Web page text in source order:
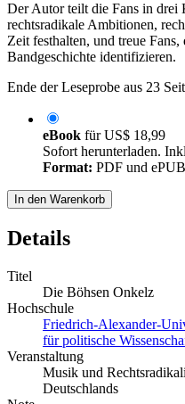
Der Autor teilt die Fans in drei
rechtsradikale Ambitionen,
Zeit festhalten, und treue
Bandgeschichte identifizieren.
Ende der Leseprobe aus 23
eBook fürUS$ 18,99
Sofort herunterladen.
Format: PDF und
In den Warenkorb
Details
Titel
Die Böhsen Onkelz
Hochschule
Friedrich-Alexander-
für politische
Veranstaltung
Musik und
Deutschlands